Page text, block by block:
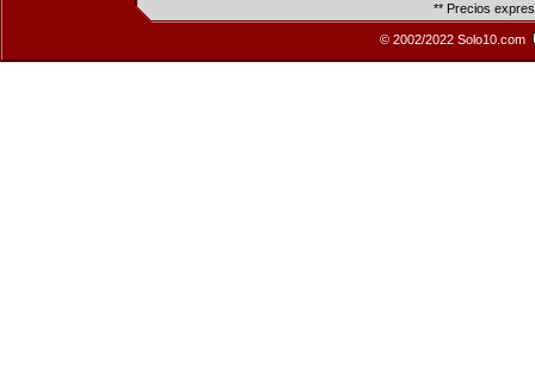
** Precios
© 2002/2022 Solo10.com